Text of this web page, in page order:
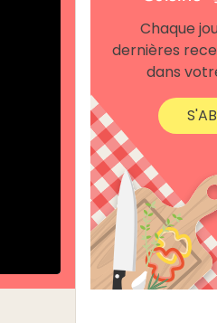
Chaque
dernières
dans